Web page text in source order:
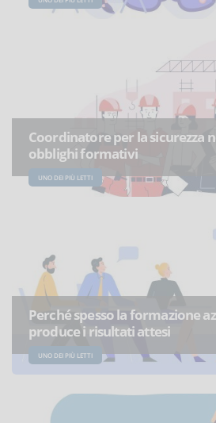
Coordinatore per la sicurezza
obblighi formativi
UNO DEI PIÙ LETTI
Perché spesso la formazione
produce i risultati attesi
UNO DEI PIÙ LETTI